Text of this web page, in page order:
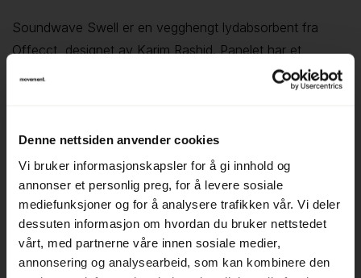
Denne nettsiden anvender cookies
Vi bruker informasjonskapsler for å gi innhold og
annonser et personlig preg, for å levere sosiale
mediefunksjoner og for å analysere trafikken vår. Vi deler
dessuten informasjon om hvordan du bruker nettstedet
vårt, med partnerne våre innen sosiale medier,
annonsering og analysearbeid, som kan kombinere den
Soundwave Swell er en vegghengt lydabsorbent fra
Offecct, designet av Karim Rashid. Panelet har et
bølgende, organisk uttrykk som både forbedrer
romakustikken og fungerer som et visuelt element på
å redusere etterklang i rommet. Panelet kan brukes
enkeltvis eller settes sammen til større installasjoner, noe
som gjør det godt egnet i kontorer, møterom eller
offentlige miljøer der man ønsker både bedre akustikk og
et mer levende uttrykk.